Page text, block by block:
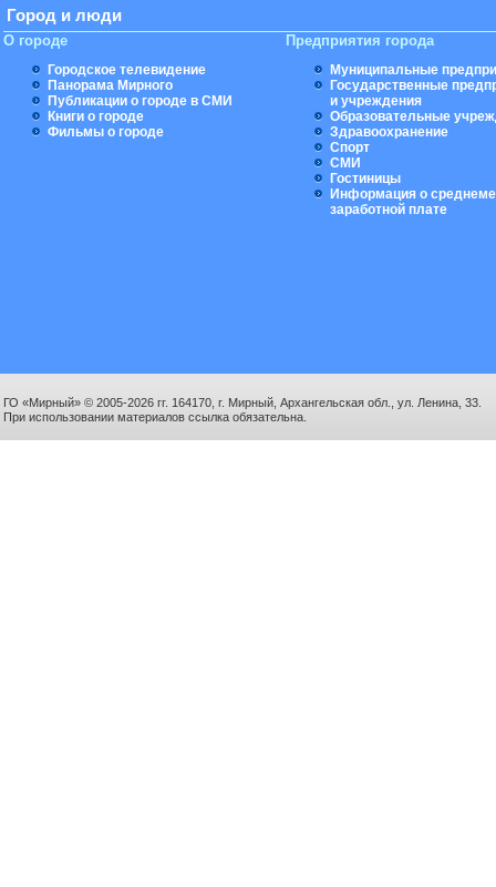
Город и люди
О городе
Городское телевидение
Панорама Мирного
Публикации о городе в СМИ
Книги о городе
Фильмы о городе
Предприятия города
Муниципальные
Государственные
и учреждения
Образовательные
Здравоохранение
Спорт
СМИ
Гостиницы
Информация о
заработной плате
ГО «Мирный» © 2005-2026 гг. 164170, г. Мирный, Архангельская обл., ул. Ленина, 33.
При использовании материалов ссылка обязательна.